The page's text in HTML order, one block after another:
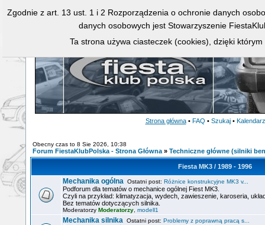
Strona główna • FAQ • Szukaj • Kalendarz
Obecny czas to 8 Sie 2026, 10:38
Forum FiestaKlubPolska - Strona Główna » Techniczne główne (silniki
Fiesta MK3 / 1989 - 1996
Mechanika ogólna Ostatni post: Różnice konstrukcyjne MK3 v...
Podforum dla tematów o mechanice ogólnej Fiest MK3.
Czyli na przykład: klimatyzacja, wydech, zawieszenie, karoseria,
Bez tematów dotyczących silnika.
Moderatorzy Moderatorzy modell1
Mechanika silnika Ostatni post: Problemy z poprawną pracą s...
Zgodnie z art. 13 ust. 1 i 2 Rozporządzenia o ochronie danych
danych osobowych jest Stowarzyszenie
Ta strona używa ciasteczek (cookies), dzięki